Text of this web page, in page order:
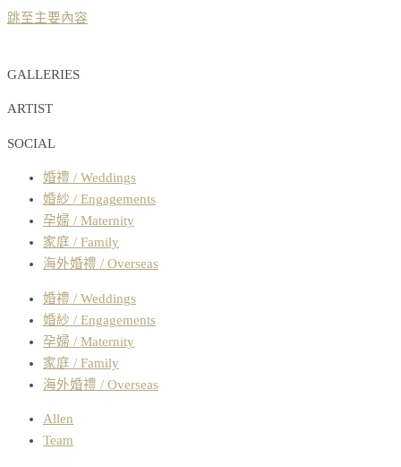
跳至主要內容
GALLERIES
ARTIST
SOCIAL
婚禮 / Weddings
婚紗 / Engagements
孕婦 / Maternity
家庭 / Family
海外婚禮 / Overseas
婚禮 / Weddings
婚紗 / Engagements
孕婦 / Maternity
家庭 / Family
海外婚禮 / Overseas
Allen
Team